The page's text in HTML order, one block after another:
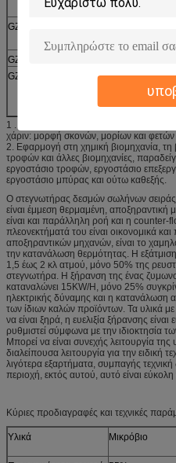
350
GZG 400
500
GZG 600
GZG750
750
945
1 . Η αποξηραντική μηχανή είναι
χάριν: μορφή σκονών, μορίων και
2. Εφαρμογή στη χημική βιομηχανία, τη
τροφών και άλλες βιομηχανίες,
εργοστάσιο τροφών, εργοστάσιο
εργοστάσιο μπύρας και ούτω καθεξής.
Ο στεγνωτήρας δεσμών σωλήνων
είναι έμμεση θερμαμένη,
είναι και παράλληλη ροή και η counter-
πλεονεκτήματά του είναι οικονομικά
αποξηραντικών μηχανών, είναι το
την κατανάλωση θερμότητας. Η
1,5 έως 2 κλ ατμού, μόνο 50% της
στεγνωτήρα. Η ξήρανση της ένας
καταναλώνει 15KW/H, μόνο 25%
ηλεκτρικής δύναμης και η
των ίδιων καλών προϊόντων. Τα υλικά
να είναι ξηρά, η ευελιξία ξήρανσης
ρυθμιστεί σύμφωνα με την ιδιοκτησία
Μπορεί να είναι συνεχής λειτουργία
διαλείπουσα λειτουργία για την ειδική
λιγότερα εξαρτήματα, συμπαγής τεχνική
περιοχή, εκτός αυτού, αυτό είναι
Κύριες προδιαγραφές και τεχνικές
Υλικά Μικρόβιο